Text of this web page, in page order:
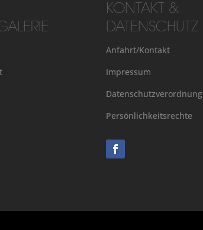
KONTAKT &
DATENSCHUTZ
Anfahrt/Kontakt
Impressum
Datenschutzverordnung
Persönlichkeitsrechte